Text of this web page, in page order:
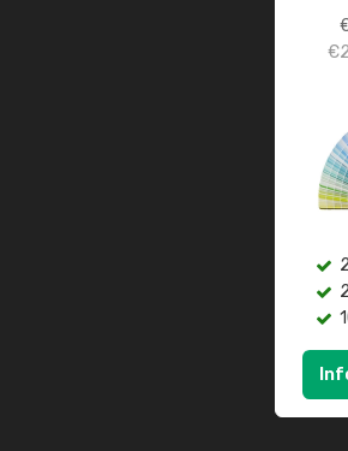
€